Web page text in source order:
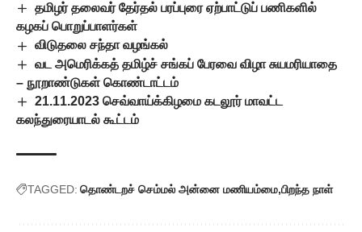
தமிழர் தலைவர் தேர்தல் பரப்புரை ஏற்பாட்டுப் பணிகளில்
கழகப் பொறுப்பாளர்கள்
விடுதலை சந்தா வழங்கல்
வட அமெரிக்கத் தமிழ்ச் சங்கப் பேரவை விழா சுயமரியாதை
– நூறாண்டுகள் கொண்டாட்டம்
21.11.2023 செவ்வாய்க்கிழமை கடலூர் மாவட்ட
கலந்துரையாடல் கூட்டம்
TAGGED: தொண்டறச் செம்மல் அன்னை மணியம்மை பிறந்த நாள்